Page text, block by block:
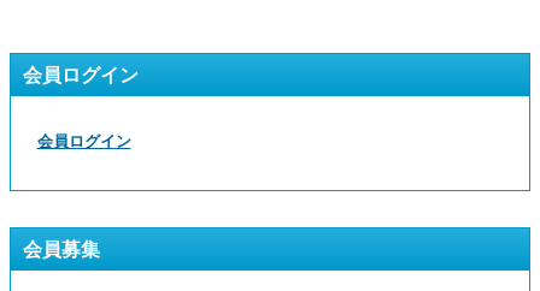
会員ログイン
会員ログイン
会員募集